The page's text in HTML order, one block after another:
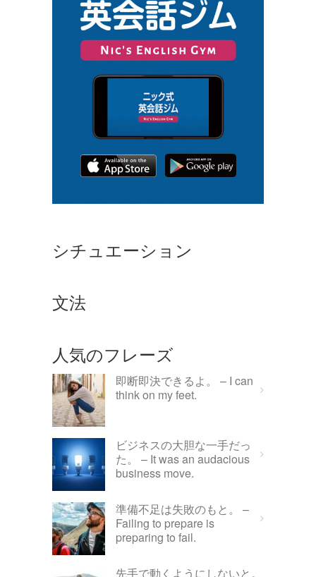
シチュエーション
文法
人気のフレーズ
即断即決できるよ。 – I can
think on my feet.
ビジネスの大胆な一手だっ
た。 – It was an audacious
business move.
準備不足は失敗のもと。 –
Failing to prepare is
preparing to fail.
先手で動くようにしないと。